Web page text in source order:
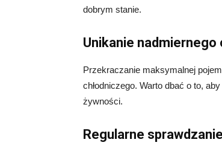
dobrym stanie.
Unikanie nadmiernego
Przekraczanie maksymalnej
chłodniczego. Warto dbać o to,
żywności.
Regularne